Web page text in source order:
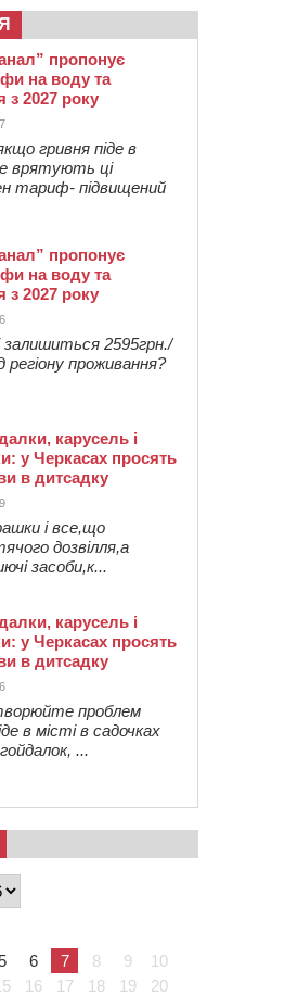
пропонує
на воду та
з 2027 року
гривня піде в
врятують ці
тариф- підвищений
пропонує
на воду та
з 2027 року
залишиться 2595грн./
регіону проживання?
карусель і
у Черкасах просять
в дитсадку
і все,що
дозвілля,а
засоби,к...
карусель і
у Черкасах просять
в дитсадку
проблем
в місті в садочках
гойдалок, ...
6 7 8 9
10
16 17 18 19 20